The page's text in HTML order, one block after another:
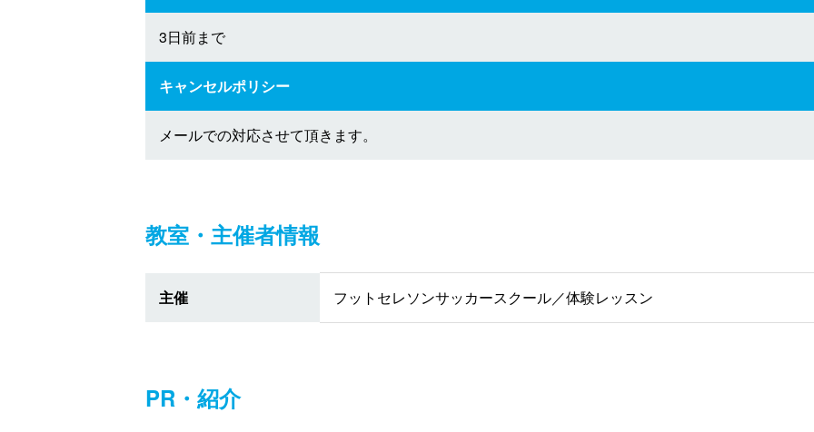
3日前まで
キャンセルポリシー
メールでの対応させて頂きます。
教室・主催者情報
主催 フットセレソンサッカースクール／体験レッスン
PR・紹介